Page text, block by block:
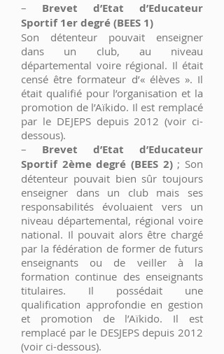
– Brevet d’Etat d’Educateur
Sportif 1er degré (BEES 1)
Son détenteur pouvait enseigner
dans un club, au niveau
départemental voire régional. Il était
censé être formateur d’« élèves ». Il
était qualifié pour l’organisation et la
promotion de l’Aïkido. Il est remplacé
par le DEJEPS depuis 2012 (voir ci-
dessous).
– Brevet d’Etat d’Educateur
Sportif 2ème degré (BEES 2); Son
détenteur pouvait bien sûr toujours
enseigner dans un club mais ses
responsabilités évoluaient vers un
niveau départemental, régional voire
national. Il pouvait alors être chargé
par la fédération de former de futurs
enseignants ou de veiller à la
formation continue des enseignants
titulaires. Il possédait une
qualification approfondie en gestion
et promotion de l’Aïkido. Il est
remplacé par le DESJEPS depuis 2012
(voir ci-dessous).